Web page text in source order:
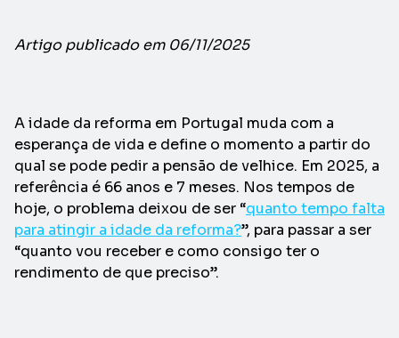
Artigo publicado em 06/11/2025
A idade da reforma em Portugal muda com a
esperança de vida e define o momento a partir do
qual se pode pedir a pensão de velhice. Em 2025, a
referência é 66 anos e 7 meses. Nos tempos de
hoje, o problema deixou de ser “quanto tempo falta
para atingir a idade da reforma?”, para passar a ser
“quanto vou receber e como consigo ter o
rendimento de que preciso”.